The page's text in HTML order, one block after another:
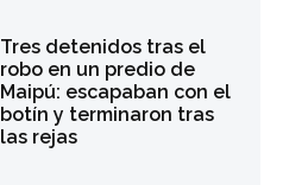
Tres detenidos tras el
robo en un predio de
Maipú: escapaban con el
botín y terminaron tras
las rejas